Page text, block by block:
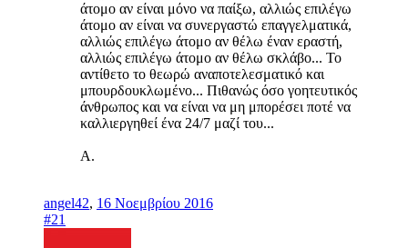
άτομο αν είναι μόνο να παίξω, αλλιώς επιλέγω
άτομο αν είναι να συνεργαστώ επαγγελματικά,
αλλιώς επιλέγω άτομο αν θέλω έναν εραστή,
αλλιώς επιλέγω άτομο αν θέλω σκλάβο... Το
αντίθετο το θεωρώ αναποτελεσματικό και
μπουρδουκλωμένο... Πιθανώς όσο γοητευτικός
άνθρωπος και να είναι να μη μπορέσει ποτέ να
καλλιεργηθεί ένα 24/7 μαζί του...
Α.
angel42, 16 Νοεμβρίου 2016
#21